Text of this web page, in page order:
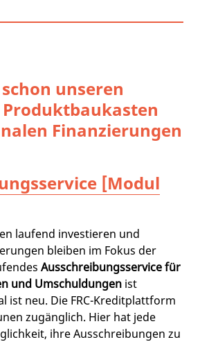
unseren
Finanzierungen
[Modul
laufend investieren und
bleiben im Fokus der
Ausschreibungsservice für
und Umschuldungen ist
ist neu. Die FRC-Kreditplattform
zugänglich. Hier hat jede
ihre Ausschreibungen zu